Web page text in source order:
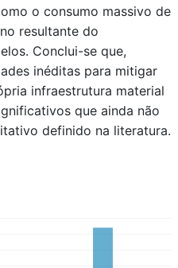
o consumo massivo de
resultante do
Conclui-se que,
inéditas para mitigar
infraestrutura material
que ainda não
definido na literatura.